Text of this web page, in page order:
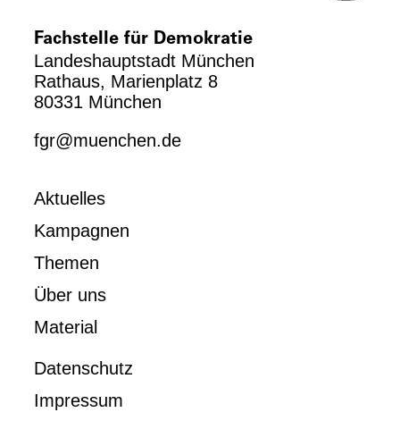
Fachstelle für Demokratie
Landeshauptstadt München
Rathaus, Marienplatz 8
80331 München
fgr@muenchen.de
Aktuelles
Kampagnen
Themen
Über uns
Material
Datenschutz
Impressum